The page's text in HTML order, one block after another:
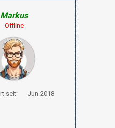
Markus
Offline
seit: Jun 2018